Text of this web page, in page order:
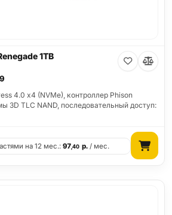
1TB
4.0 x4 (NVMe), контроллер Phison
3D TLC NAND, последовательный доступ:
на 12 мес.:97,40 р./ мес.